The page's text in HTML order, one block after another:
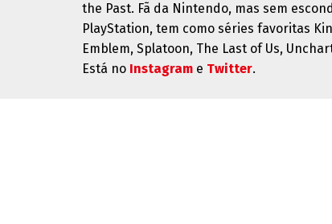
the Past. Fã da Nintendo, mas sem
PlayStation, tem como séries favoritas
Emblem, Splatoon, The Last of Us,
Está no Instagram e Twitter.